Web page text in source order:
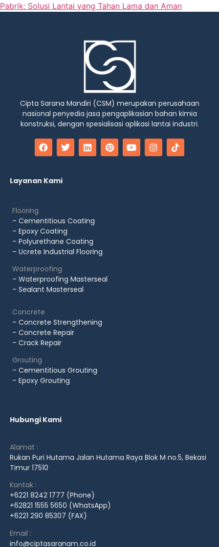
Pabrik: Solusi Lantai yang Tahan Lama dan Aman
Cipta Sarana Mandiri (CSM) merupakan perusahaan
nasional penyedia jasa pengaplikasian bahan kimia
konstruksi, dengan spesialisasi aplikasi lantai industri.
Layanan Kami
Flooring
– Cementitious Coating
– Epoxy Coating
– Polyurethane Coating
– Ucrete Industrial Flooring
Waterproofing
– Waterproofing Masterseal
– Sealant Masterseal
Concrete
– Concrete Strengthening
– Concrete Repair
– Crack Repair
Grouting
– Cementitious Grouting
– Epoxy Grouting
Hubungi Kami
Alamat :
Rukan Puri Hutama Jalan Hutama Raya Blok M no.5, Bekasi
Timur 17510
Kontak :
+6221 8242 1777 (Phone)
+62821 1555 5650 (WhatsApp)
+6221 290 85307 (FAX)
Email :
info@ciptasaranam.co.id